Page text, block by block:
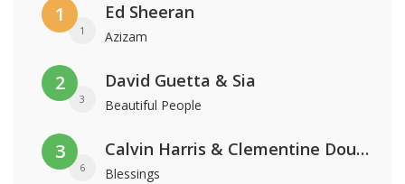
1
1
Ed Sheeran
Azizam
2
3
David Guetta & Sia
Beautiful People
3
6
Calvin Harris & Clementine Douglas
Blessings